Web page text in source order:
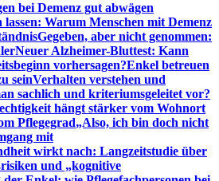
bei Demenz gut abwägen
lassen: Warum Menschen mit Demenz
Gegeben, aber nicht genommen:
Neuer Alzheimer-Bluttest: Kann
vorhersagen?Enkel betreuen
seinVerhalten verstehen und
sachlich und kriteriumsgeleitet vor?
hängt stärker vom Wohnort
Pflegegrad„Also, ich bin doch nicht
mit
wirkt nach: Langzeitstudie über
und „kognitive